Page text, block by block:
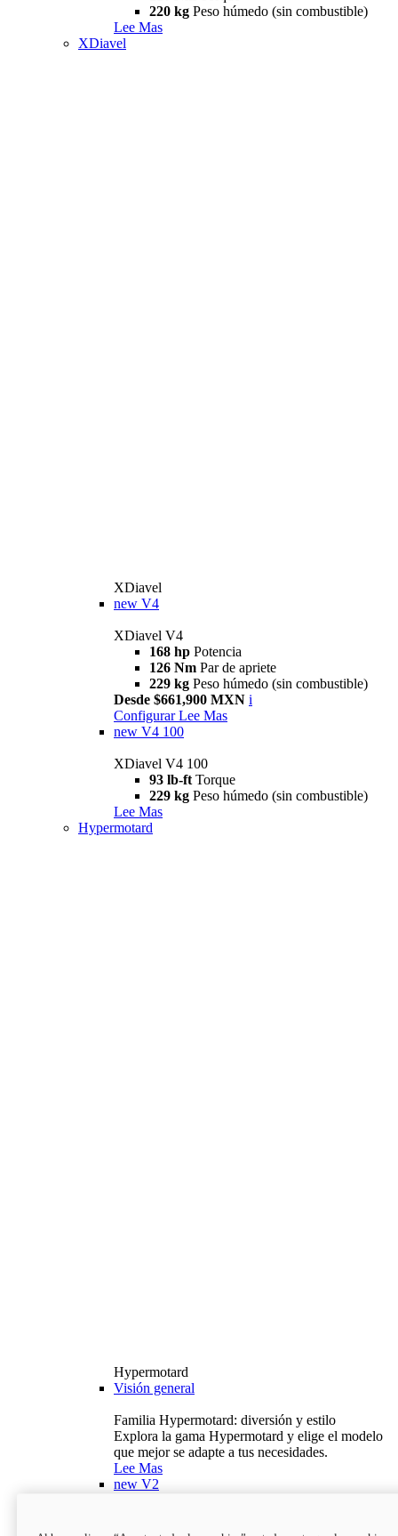
220 kg Peso húmedo (sin combustible)
Lee Mas
XDiavel
XDiavel
new V4
XDiavel V4
168 hp Potencia
126 Nm Par de apriete
229 kg Peso húmedo (sin combustible)
Desde $661,900 MXN i
Configurar Lee Mas
new V4 100
XDiavel V4 100
93 lb-ft Torque
229 kg Peso húmedo (sin combustible)
Lee Mas
Hypermotard
Hypermotard
Visión general
Familia Hypermotard: diversión y estilo
Explora la gama Hypermotard y elige el modelo
que mejor se adapte a tus necesidades.
Lee Mas
new V2
120,4 hp
Potencia